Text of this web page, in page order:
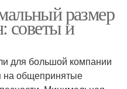
размер
советы и
для большой компании
на общепринятые